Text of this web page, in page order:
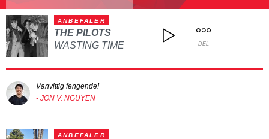
ANBEFALER
THE PILOTS
WASTING TIME
DEL
Vanvittig fengende!
- JON V. NGUYEN
ANBEFALER